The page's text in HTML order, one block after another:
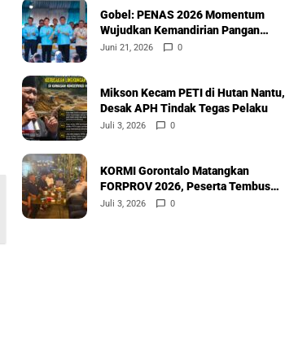
Gobel: PENAS 2026 Momentum
Wujudkan Kemandirian Pangan
Nasional
Juni 21, 2026 0
Mikson Kecam PETI di Hutan Nantu,
Desak APH Tindak Tegas Pelaku
Juli 3, 2026 0
KORMI Gorontalo Matangkan
FORPROV 2026, Peserta Tembus
600
Juli 3, 2026 0